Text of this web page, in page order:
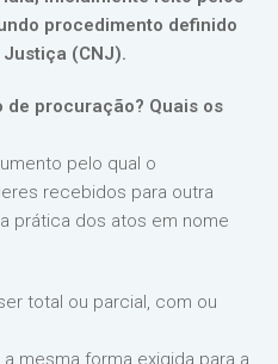
procedimento definido
(CNJ).
de procuração? Quais os
pelo qual o
recebidos para outra
prática dos atos em nome
total ou parcial, com ou
mesma forma exigida para a